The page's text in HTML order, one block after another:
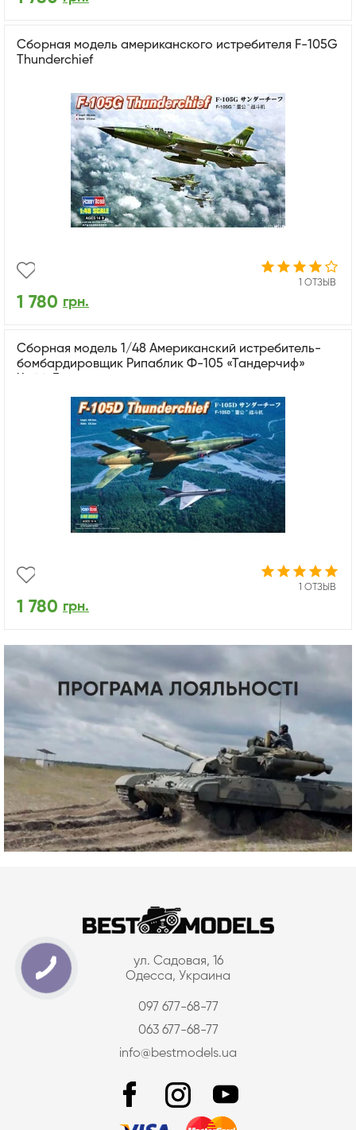
Сборная модель американского истребителя F-105G
Thunderchief
1 ОТЗЫВ
1 780 грн.
Сборная модель 1/48 Американский истребитель-
бомбардировщик Рипаблик Ф-105 «Тандерчиф»
1 ОТЗЫВ
1 780 грн.
ул. Садовая, 16
Одесса, Украина
097 677-68-77
063 677-68-77
info@bestmodels.ua